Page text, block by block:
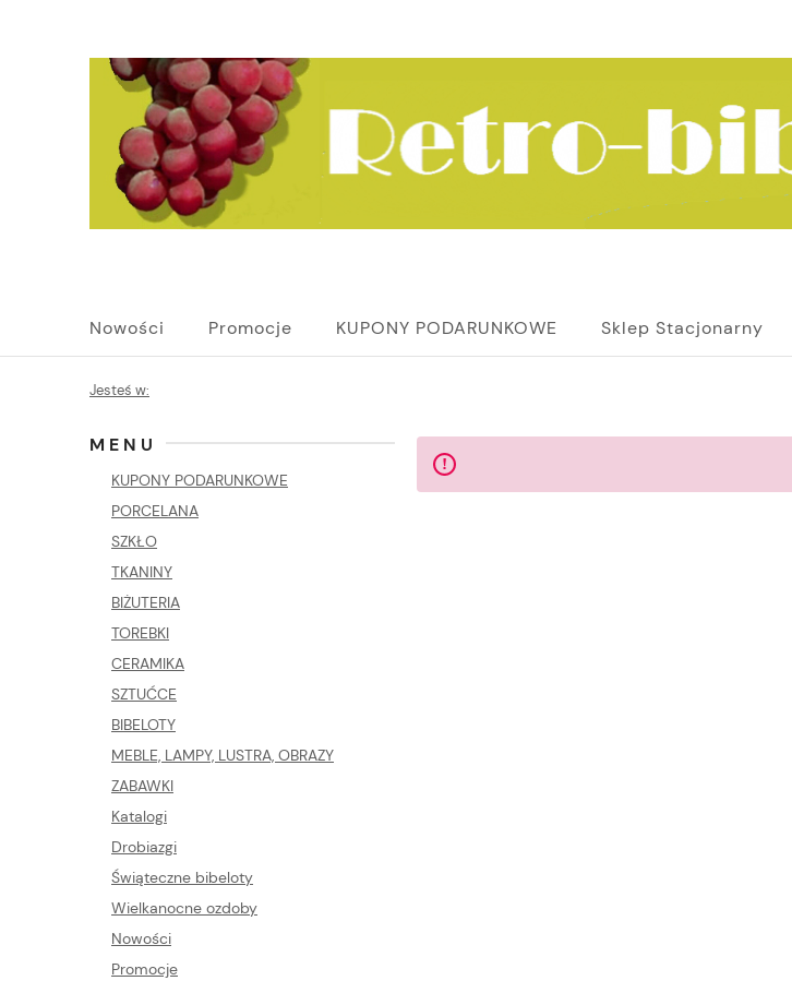
Nowości Promocje KUPONY PODARUNKOWE Sklep Stacjonarny
Jesteś w:
MENU
KUPONY PODARUNKOWE
PORCELANA
SZKŁO
TKANINY
BIŻUTERIA
TOREBKI
CERAMIKA
SZTUĆCE
BIBELOTY
MEBLE, LAMPY, LUSTRA, OBRAZY
ZABAWKI
Katalogi
Drobiazgi
Świąteczne bibeloty
Wielkanocne ozdoby
Nowości
Promocje